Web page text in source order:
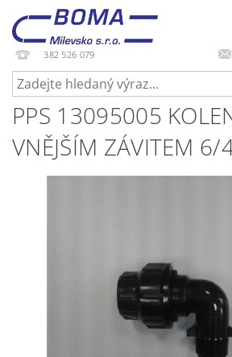
382 526 079
PPS 13095005
VNĚJŠÍM ZÁVITEM 6/